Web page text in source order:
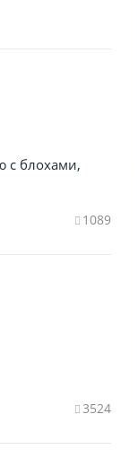
с блохами,
1089
3524